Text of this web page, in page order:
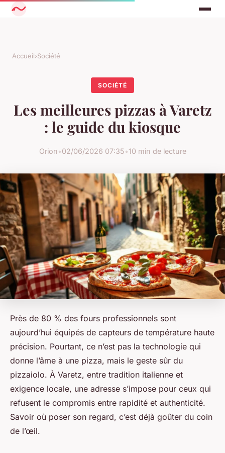
Accueil›Société
SOCIÉTÉ
Les meilleures pizzas à Varetz
: le guide du kiosque
Orion•02/06/2026 07:35•10 min de lecture
Près de 80 % des fours professionnels sont
aujourd’hui équipés de capteurs de température haute
précision. Pourtant, ce n’est pas la technologie qui
donne l’âme à une pizza, mais le geste sûr du
pizzaiolo. À Varetz, entre tradition italienne et
exigence locale, une adresse s’impose pour ceux qui
refusent le compromis entre rapidité et authenticité.
Savoir où poser son regard, c’est déjà goûter du coin
de l’œil.